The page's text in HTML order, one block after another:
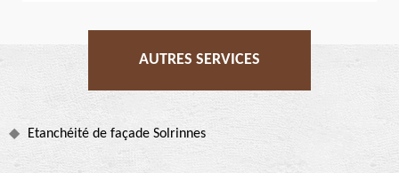
AUTRES SERVICES
Etanchéité de façade Solrinnes